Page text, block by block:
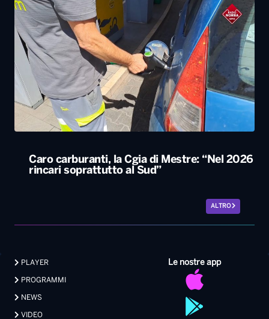
Caro carburanti, la Cgia di Mestre: “Nel 2026
rincari soprattutto al Sud”
ALTRO
Le nostre app
PLAYER
PROGRAMMI
NEWS
VIDEO